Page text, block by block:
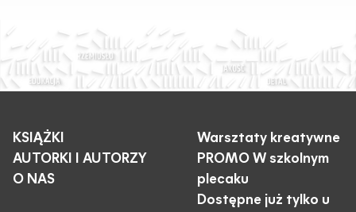
KSIĄŻKI
AUTORKI I AUTORZY
O NAS
Warsztaty kreatywne
PROMO W szkolnym
plecaku
Dostępne już tylko u